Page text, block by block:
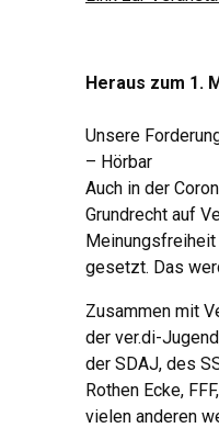
Heraus zum 1.
Unsere
– Hörbar
Auch in der
Grundrecht auf
gesetzt. Das
Zusammen mit
der ver.di-
der SDAJ, des
Rothen Ecke,
vielen anderen